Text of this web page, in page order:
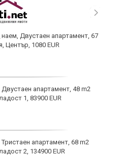
Двустаен апартамент, 67
Център, 1080 EUR
апартамент, 48 m2
1, 83900 EUR
апартамент, 68 m2
2, 134900 EUR